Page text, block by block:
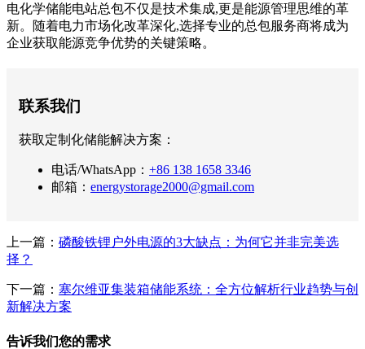
电化学储能电站总包不仅是技术集成,更是能源管理思维的革
新。随着电力市场化改革深化,选择专业的总包服务商将成为
企业获取能源竞争优势的关键策略。
联系我们
获取定制化储能解决方案：
电话/WhatsApp： +86 138 1658 3346
邮箱： energystorage2000@gmail.com
上一篇： 磷酸铁锂户外电源的3大缺点：为何它并非完美选
择？
下一篇： 塞尔维亚集装箱储能系统：全方位解析行业趋势与创
新解决方案
告诉我们您的需求